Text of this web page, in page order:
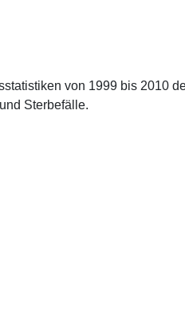
von 1999 bis 2010
Sterbefälle.